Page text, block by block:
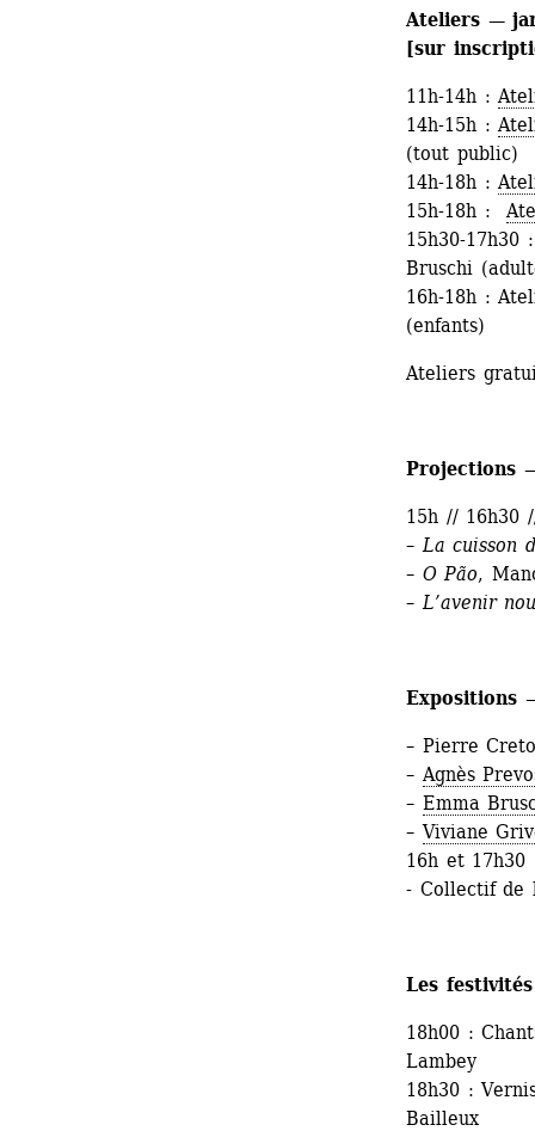
Ateliers —
[sur
11h-14h :
14h-15h :
(tout public)
14h-18h :
15h-18h :
15h30-17h30
Bruschi
16h-18h :
(enfants)
Ateliers
Projections
15h // 16h30
– La cuisson
– O Pão,
– L’avenir
Expositions
– Pierre
– Agnès
– Emma
– Viviane
16h et 17h30
- Collectif de
Les
18h00 :
Lambey
18h30 :
Bailleux